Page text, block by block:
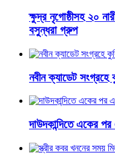
ক্ষুদ্র নৃগোষ্ঠীসহ ২০
বসুন্ধরা গ্রুপ
নবীন ক্যাডেট সংগ্রহে
দাউদকান্দিতে একের